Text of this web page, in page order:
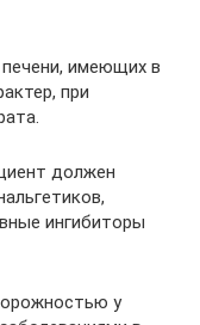
имеющих в
при
должен
ингибиторы
у